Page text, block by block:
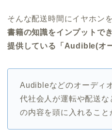
そんな配送時間にイヤホン
書籍の知識をインプットで
提供している「Audible(オ
Audibleなどのオーディ
代社会人が運転や配送
の内容を頭に入れること